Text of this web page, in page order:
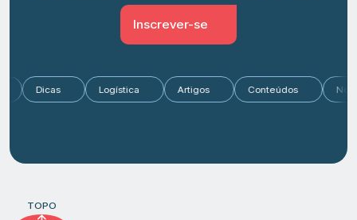
Inscrever-se
Dicas Logística Artigos Conteúdos
TOPO